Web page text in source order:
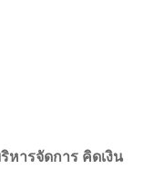
หารจัดการ คิดเงิน